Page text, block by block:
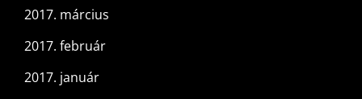
2017. március
2017. február
2017. január